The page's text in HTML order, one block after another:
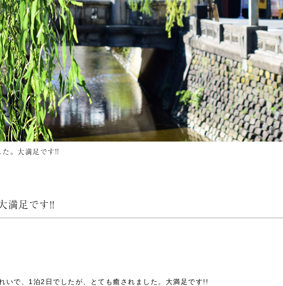
。大満足です!!
満足です!!
いで、1泊2日でしたが、とても癒されました。大満足です!!